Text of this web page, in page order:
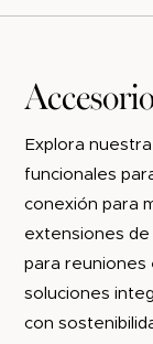
Explora
funcionales
conexión para
extensiones de
para reuniones
soluciones
con